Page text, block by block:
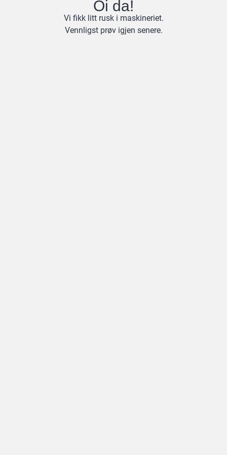
Oi da!
Vi fikk litt rusk i maskineriet.
Vennligst prøv igjen senere.